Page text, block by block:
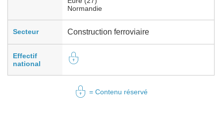
Normandie
Secteur Construction ferroviaire
Effectif
national
= Contenu réservé